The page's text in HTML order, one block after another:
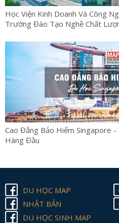
Học Viện Kinh Doanh Và Công
Trường Đào Tạo Nghề Chất
Cao Đẳng Bảo Hiểm Singapore
Hàng Đầu
DU HỌC MAP
NHẬT BẢN
DU HỌC SINH MAP